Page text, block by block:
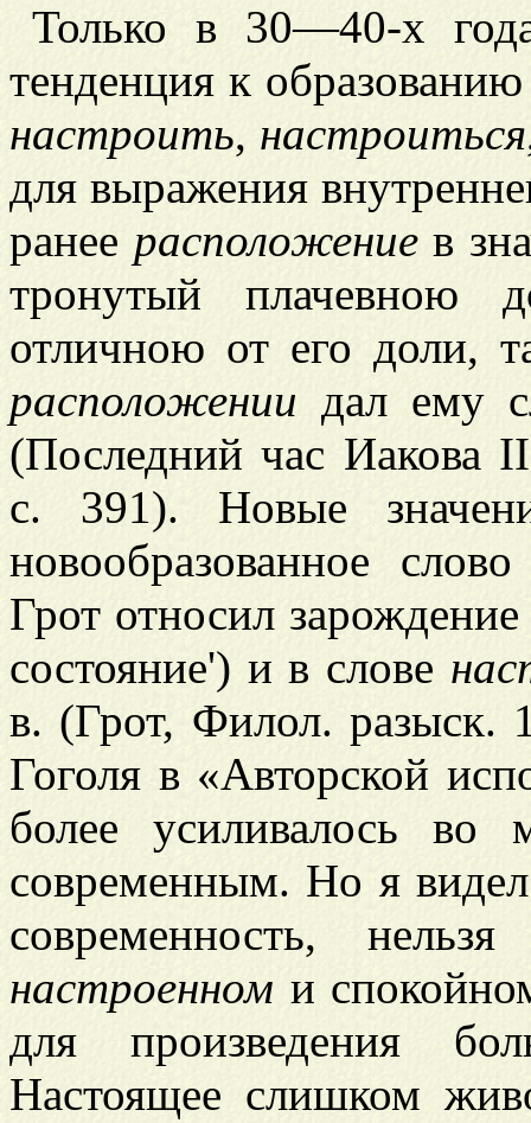
Только в 30—40-х
тенденция к
настроить, настроиться
для выражения
ранее расположениев
тронутый плачевною
отличною от его доли,
расположении дал ему
(Последний час
с. 391). Новые
новообразованное
Грот относил
состояние') и в слове
в. (Грот, Филол.
Гоголя в «Авторской
более усиливалось во
современным. Но я
современность,
настроенном и
для произведения
Настоящее слишком